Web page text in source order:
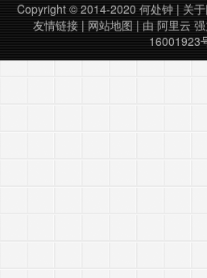
Copyright © 2014-2020 何处钟 | 关
友情链接| 网站地图 | 由 阿里云
16001923